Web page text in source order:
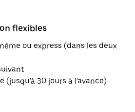
flexibles
ou express (dans les deux
(jusqu'à 30 jours à l'avance)